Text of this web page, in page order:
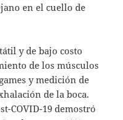
en el cuello de
y de bajo costo
de los músculos
y medición de
de la boca.
COVID-19 demostró